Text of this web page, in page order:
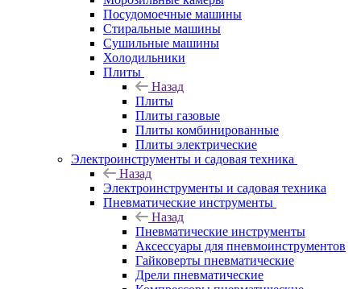
Посудомоечные машины
Стиральные машины
Сушильные машины
Холодильники
Плиты
Назад
Плиты
Плиты газовые
Плиты комбинированные
Плиты электрические
Электроинструменты и садовая техника
Назад
Электроинструменты и садовая техника
Пневматические инструменты
Назад
Пневматические инструменты
Аксессуары для пневмоинструментов
Гайковерты пневматические
Дрели пневматические